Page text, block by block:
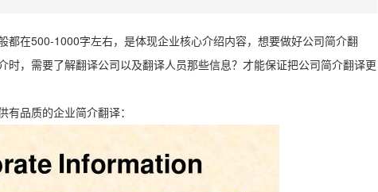
都在500-1000字左右，是体现企业核心介绍内容，想要做好公司简介翻
时，需要了解翻译公司以及翻译人员那些信息？才能保证把公司简介翻译更
有品质的企业简介翻译：